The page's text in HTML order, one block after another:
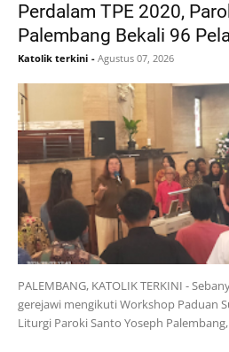
Perdalam TPE 2020,
Palembang Bekali 96
Katolik terkini - Agustus 07, 2026
PALEMBANG, KATOLIK TERKINI -
gerejawi mengikuti Workshop Paduan
Liturgi Paroki Santo Yoseph